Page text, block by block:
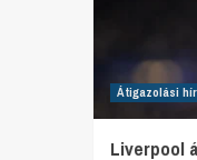
Átigazolási
Liverpool